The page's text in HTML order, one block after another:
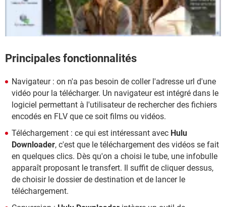
Principales fonctionnalités
Navigateur : on n'a pas besoin de coller l'adresse url d'une
vidéo pour la télécharger. Un navigateur est intégré dans le
logiciel permettant à l'utilisateur de rechercher des fichiers
encodés en FLV que ce soit films ou vidéos.
Téléchargement : ce qui est intéressant avec Hulu
Downloader, c'est que le téléchargement des vidéos se fait
en quelques clics. Dès qu'on a choisi le tube, une infobulle
apparaît proposant le transfert. Il suffit de cliquer dessus,
de choisir le dossier de destination et de lancer le
téléchargement.